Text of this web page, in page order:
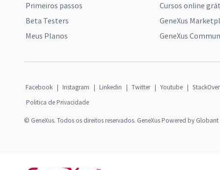
Primeiros passos
Beta Testers
Meus Planos
Cursos online
GeneXus
GeneXus
Facebook | Instagram | Linkedin | Twitter | Youtube |
Politica de Privacidade
© GeneXus. Todos os direitos reservados. GeneXus Powered by Globant